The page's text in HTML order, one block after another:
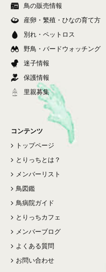
鳥の販売情報
産卵・繁殖・ひなの育て方
別れ・ペットロス
野鳥・バードウォッチング
迷子情報
保護情報
里親募集
コンテンツ
トップページ
とりっちとは？
メンバーリスト
鳥図鑑
鳥病院ガイド
とりっちカフェ
メンバーブログ
よくある質問
お問い合わせ